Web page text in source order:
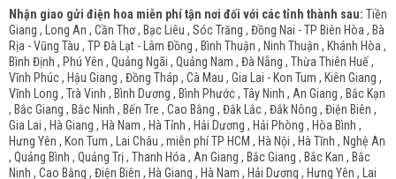
Nhận giao gửi điện hoa miễn phí tận nơi đối với các tỉnh thành sau: Tiền
Giang , Long An , Cần Thơ , Bạc Liêu , Sóc Trăng , Đồng Nai - TP Biên Hòa , Bà
Rịa - Vũng Tàu , TP Đà Lạt - Lâm Đồng , Bình Thuận , Ninh Thuận , Khánh Hòa ,
Bình Định , Phú Yên , Quảng Ngãi , Quảng Nam , Đà Nẵng , Thừa Thiên Huế ,
Vĩnh Phúc , Hậu Giang , Đồng Tháp , Cà Mau , Gia Lai - Kon Tum , Kiên Giang ,
Vĩnh Long , Trà Vinh , Bình Dương , Bình Phước , Tây Ninh , An Giang , Bắc Kạn
, Bắc Giang , Bắc Ninh , Bến Tre , Cao Bằng , Đắk Lắc , Đắk Nông , Điện Biên ,
Gia Lai , Hà Giang , Hà Nam , Hà Tỉnh , Hải Dương , Hải Phòng , Hòa Bình ,
Hưng Yên , Kon Tum , Lai Châu , miễn phí TP HCM , Hà Nội , Hà Tĩnh , Nghệ An
, Quảng Bình , Quảng Trị , Thanh Hóa , An Giang , Bắc Giang , Bắc Kan , Bắc
Ninh , Cao Bằng , Điện Biên , Hà Giang , Hà Nam , Hải Dương , Hưng Yên , Lai